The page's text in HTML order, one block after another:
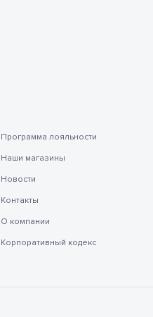
Программа лояльности
Наши магазины
Новости
Контакты
О компании
Корпоративный кодекс